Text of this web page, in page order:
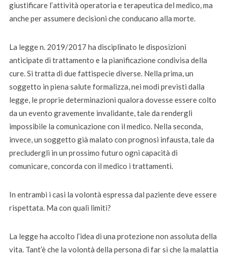
giustificare l’attività operatoria e terapeutica del medico, ma
anche per assumere decisioni che conducano alla morte.
La legge n. 2019/2017 ha disciplinato le disposizioni
anticipate di trattamento e la pianificazione condivisa della
cure. Si tratta di due fattispecie diverse. Nella prima, un
soggetto in piena salute formalizza, nei modi previsti dalla
legge, le proprie determinazioni qualora dovesse essere colto
da un evento gravemente invalidante, tale da rendergli
impossibile la comunicazione con il medico. Nella seconda,
invece, un soggetto già malato con prognosi infausta, tale da
precludergli in un prossimo futuro ogni capacità di
comunicare, concorda con il medico i trattamenti.
In entrambi i casi la volontà espressa dal paziente deve essere
rispettata. Ma con quali limiti?
La legge ha accolto l’idea di una protezione non assoluta della
vita. Tant’è che la volontà della persona di far sì che la malattia